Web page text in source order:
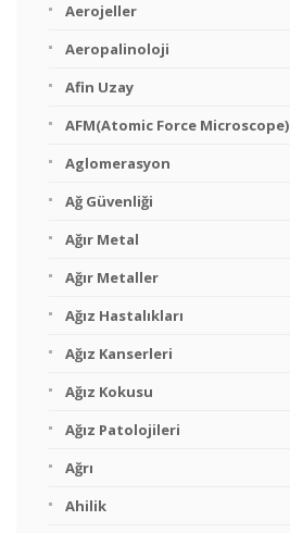
Aerojeller
Aeropalinoloji
Afin Uzay
AFM(Atomic Force Microscope)
Aglomerasyon
Ağ Güvenliği
Ağır Metal
Ağır Metaller
Ağız Hastalıkları
Ağız Kanserleri
Ağız Kokusu
Ağız Patolojileri
Ağrı
Ahilik